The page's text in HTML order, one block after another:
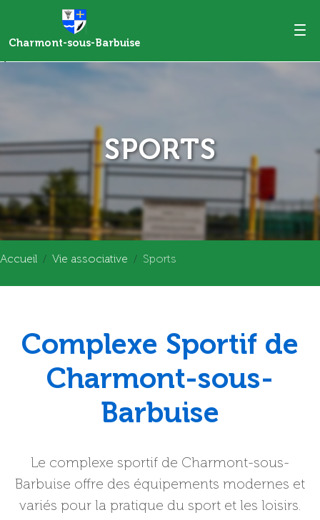
Charmont-sous-Barbuise
>
SPORTS
Accueil Vie associative Sports
Complexe Sportif de
Charmont-sous-
Barbuise
Le complexe sportif de Charmont-sous-
Barbuise offre des équipements modernes et
variés pour la pratique du sport et les loisirs.